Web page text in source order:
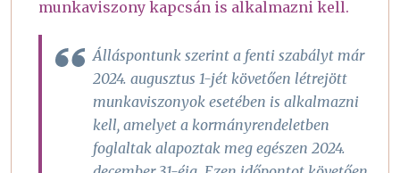
munkaviszony kapcsán is alkalmazni kell.
Álláspontunk szerint a fenti szabályt már
2024. augusztus 1-jét követően létrejött
munkaviszonyok esetében is alkalmazni
kell, amelyet a kormányrendeletben
foglaltak alapoztak meg egészen 2024.